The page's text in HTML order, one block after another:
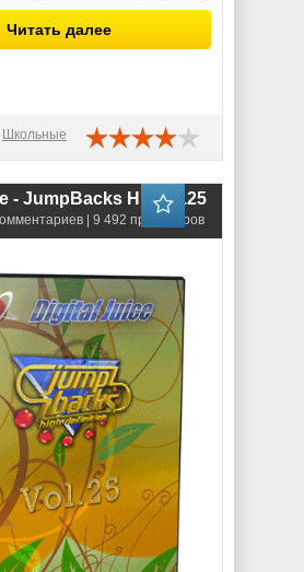
Читать далее
Школьные
- JumpBacks HD vol.25
| 9 492 просмотров